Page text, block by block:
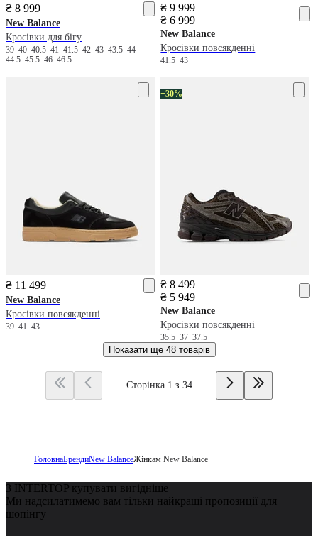
₴ 8 999
New Balance
Кросівки для бігу
39 40 40.5 41 41.5 42 43 43.5 44
44.5 45.5 46 46.5
₴ 9 999
₴ 6 999
New Balance
Кросівки повсякденні
41.543
₴ 11 499
New Balance
Кросівки повсякденні
39 41 43
−30%
₴ 8 499
₴ 5 949
New Balance
Кросівки повсякденні
35.53737.5
Показати ще 48 товарів
Сторінка 1 з 34
ГоловнаБрендиNew BalanceЖінкам New Balance
З INTERTOP купувати вигідніше
Ми надсилатимемо вам тільки найкращі пропозиції для
шопінгу